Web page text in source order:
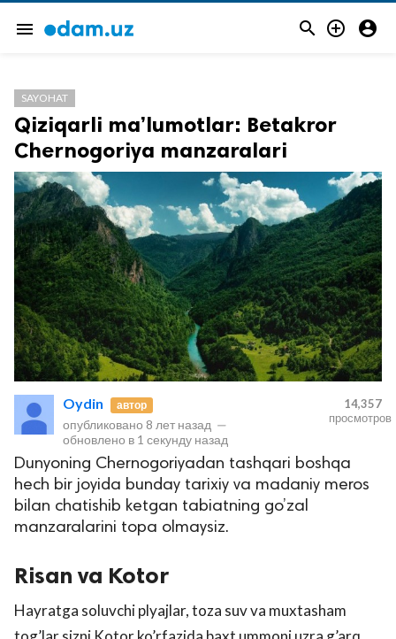
menu   
защищены.
SAYOHAT
Qiziqarli ma’lumotlar: Betakror
Chernogoriya manzaralari
Oydin автор
опубликовано 8 лет назад —
обновлено в 1 секунду назад
14,357
просмотров
Dunyoning Chernogoriyadan tashqari boshqa
hech bir joyida bunday tarixiy va madaniy meros
bilan chatishib ketgan tabiatning go’zal
manzaralarini topa olmaysiz.
Risan va Kotor
Hayratga soluvchi plyajlar, toza suv va muxtasham